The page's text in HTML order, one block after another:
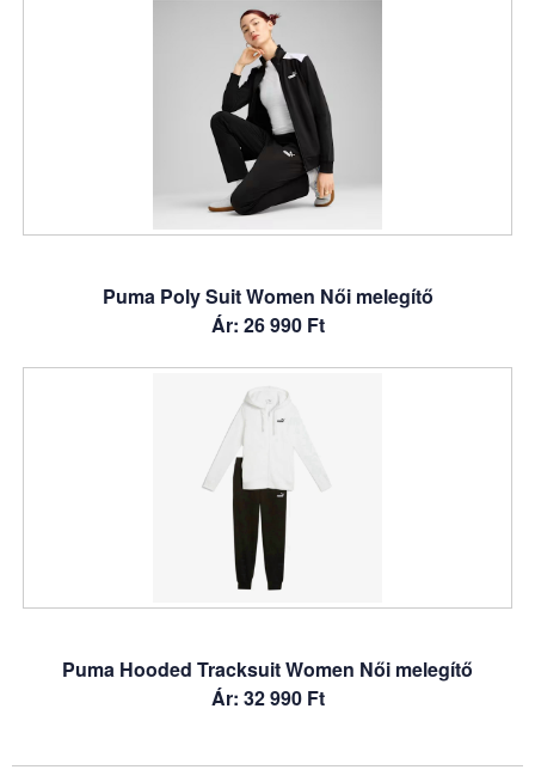
Puma Poly Suit Women Női melegítő
Ár: 26 990 Ft
Puma Hooded Tracksuit Women Női melegítő
Ár: 32 990 Ft